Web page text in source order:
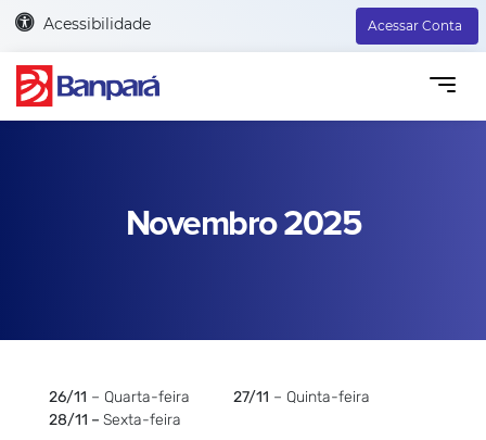
Acessibilidade Acessar Conta
Novembro 2025
26/11 – Quarta-feira 27/11 – Quinta-feira
28/11 – Sexta-feira